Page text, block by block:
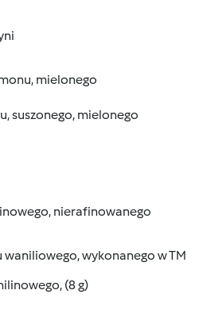
mielonego
suszonego, mielonego
nierafinowanego
waniliowego, wykonanego w TM
(8 g)